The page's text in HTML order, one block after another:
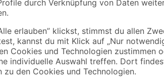
auskosten kannst.